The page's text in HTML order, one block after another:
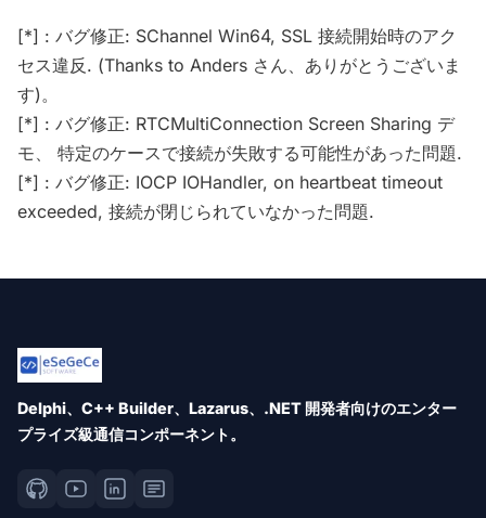
[*] : バグ修正: SChannel Win64, SSL 接続開始時のアク
セス違反. (Thanks to Anders さん、ありがとうございま
す)。
[*] : バグ修正: RTCMultiConnection Screen Sharing デ
モ、 特定のケースで接続が失敗する可能性があった問題.
[*] : バグ修正: IOCP IOHandler, on heartbeat timeout
exceeded, 接続が閉じられていなかった問題.
Delphi、C++ Builder、Lazarus、.NET 開発者向けのエンター
プライズ級通信コンポーネント。